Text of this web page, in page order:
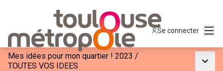
Se connecter
Mes idées pour mon quartier ! 2023 /
TOUTES VOS IDEES